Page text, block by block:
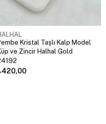
Kristal Taşlı Kalp Model
ve Zincir Halhal Gold